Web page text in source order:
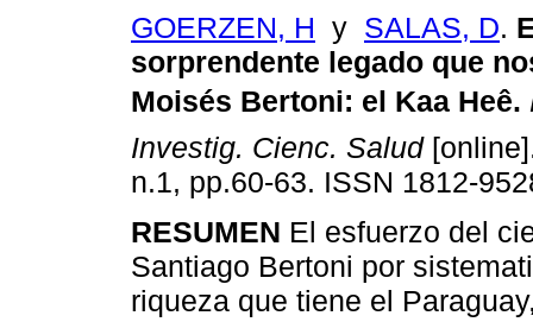
GOERZEN, H y SALAS, D.
sorprendente legado que
Moisés Bertoni: el Kaa Heê.
Investig. Cienc. Salud
n.1, pp.60-63. ISSN 1812-
RESUMEN El esfuerzo del
Santiago Bertoni por
riqueza que tiene el